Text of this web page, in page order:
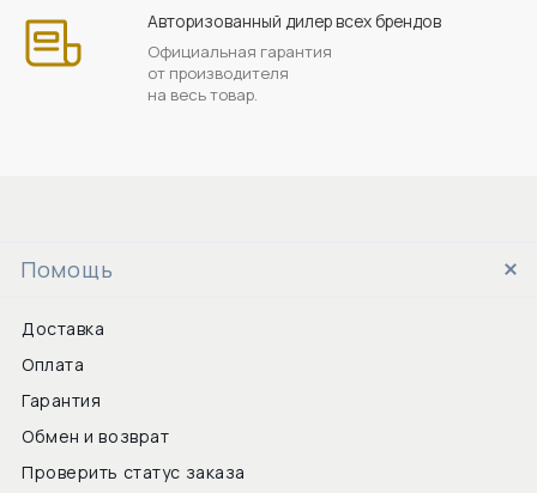
Авторизованный дилер всех брендов
Официальная гарантия
от производителя
на весь товар.
Помощь
Доставка
Оплата
Гарантия
Обмен и возврат
Проверить статус заказа